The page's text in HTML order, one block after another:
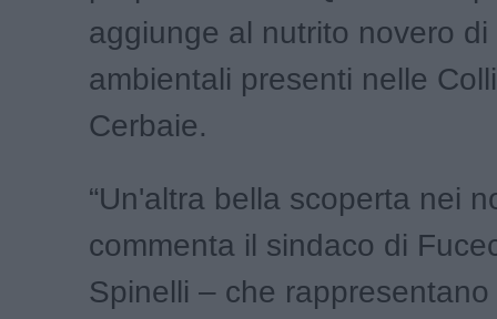
aggiunge al nutrito novero di
ambientali presenti nelle
Cerbaie.
“Un'altra bella scoperta nei
commenta il sindaco di
Spinelli – che rappresentano